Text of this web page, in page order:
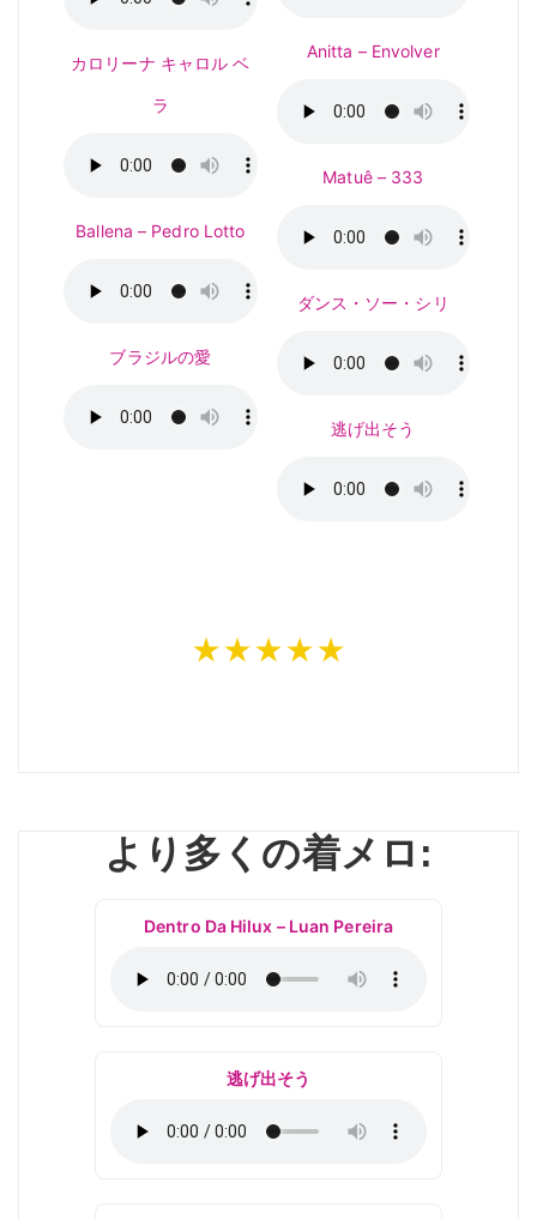
カロリーナ キャロル ベ
ラ
Ballena – Pedro Lotto
ブラジルの愛
Anitta – Envolver
Matuê – 333
ダンス・ソー・シリ
逃げ出そう
★★★★★
より多くの着メロ:
Dentro Da Hilux – Luan Pereira
逃げ出そう